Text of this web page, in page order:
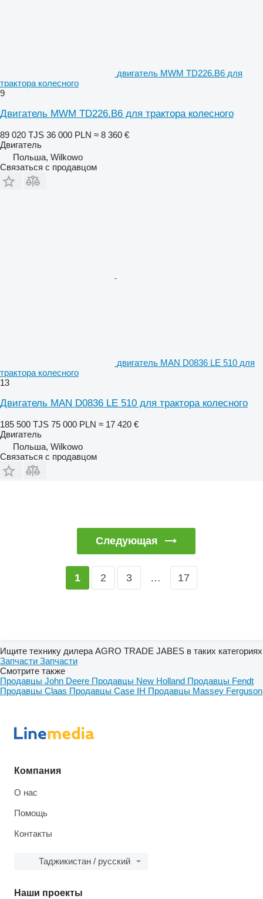
двигатель MWM TD226.B6 для
трактора колесного
9
Двигатель MWM TD226.B6 для трактора колесного
89 020 TJS 36 000 PLN ≈ 8 360 €
Двигатель
Польша, Wilkowo
Связаться с продавцом
двигатель MAN D0836 LE 510 для
трактора колесного
13
Двигатель MAN D0836 LE 510 для трактора колесного
185 500 TJS 75 000 PLN ≈ 17 420 €
Двигатель
Польша, Wilkowo
Связаться с продавцом
Следующая
1 2 3 … 17
Ищите технику дилера AGRO TRADE JABES в таких категориях
Запчасти Запчасти
Смотрите также
Продавцы John Deere Продавцы New Holland Продавцы Fendt
Продавцы Claas Продавцы Case IH Продавцы Massey Ferguson
Компания
О нас
Помощь
Контакты
Таджикистан / русский
Наши проекты